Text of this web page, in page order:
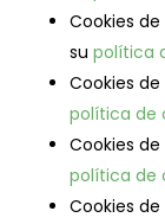
Cookies
su política
Cookies
política de
Cookies
política de
Cookies